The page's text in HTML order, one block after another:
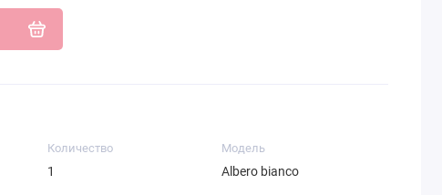
Количество
1
Модель
Albero bianco